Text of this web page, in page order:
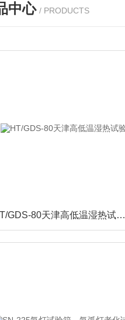
中心 / PRODUCTS
HT/GDS-80天津高低温湿热试验箱*